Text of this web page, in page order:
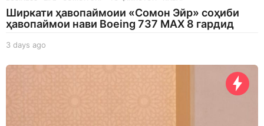
Ширкати ҳавопаймоии «Сомон Эйр» соҳиби
ҳавопаймои нави Boeing 737 MAX 8 гардид
3 days ago
a